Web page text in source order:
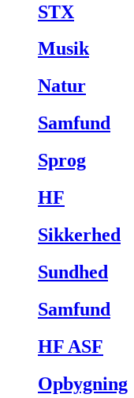
STX
Musik
Natur
Samfund
Sprog
HF
Sikkerhed
Sundhed
Samfund
HF ASF
Opbygning